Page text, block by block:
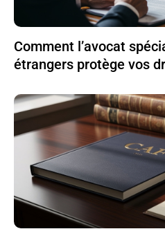
Comment l’avocat
étrangers protège vos